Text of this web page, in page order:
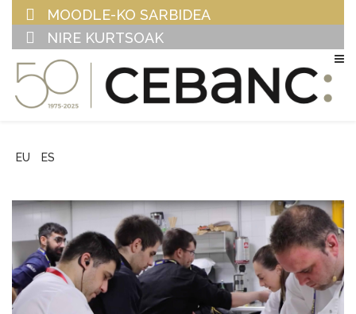
MOODLE-KO SARBIDEA
NIRE KURTSOAK
EU ES